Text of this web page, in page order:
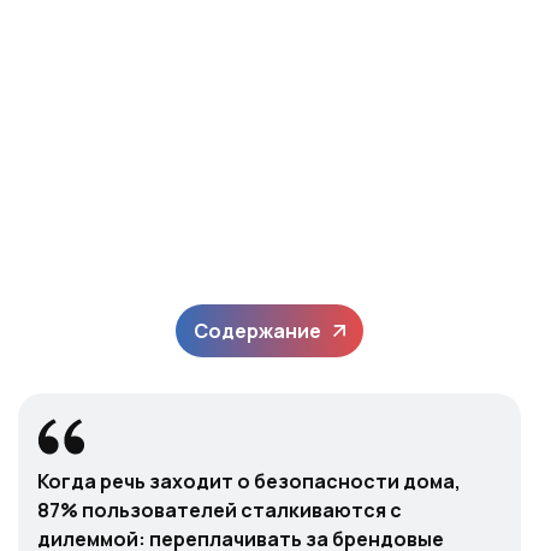
Содержание
Когда речь заходит о безопасности дома,
87% пользователей сталкиваются с
дилеммой: переплачивать за брендовые